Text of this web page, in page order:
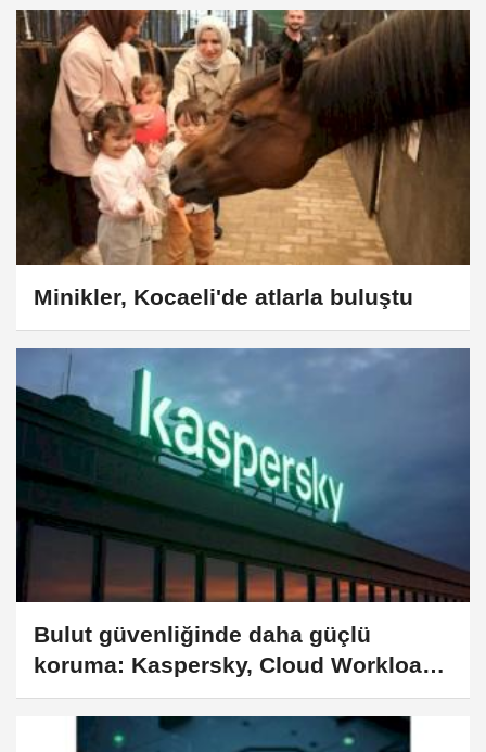
Minikler, Kocaeli'de atlarla buluştu
Bulut güvenliğinde daha güçlü
koruma: Kaspersky, Cloud Workload
Security çözümünü güncelledi